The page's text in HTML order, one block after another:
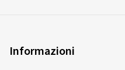
Informazioni